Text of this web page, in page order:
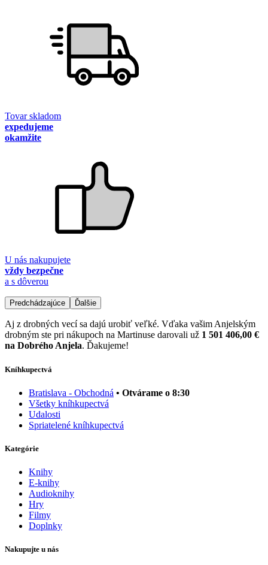
Tovar skladom
expedujeme
okamžite
U nás nakupujete
vždy bezpečne
a s dôverou
Predchádzajúce Ďalšie
Aj z drobných vecí sa dajú urobiť veľké. Vďaka vašim Anjelským
drobným ste pri nákupoch na Martinuse darovali už 1 501 406,00 €
na Dobrého Anjela. Ďakujeme!
Kníhkupectvá
Bratislava - Obchodná • Otvárame o 8:30
Všetky kníhkupectvá
Udalosti
Spriatelené kníhkupectvá
Kategórie
Knihy
E-knihy
Audioknihy
Hry
Filmy
Doplnky
Nakupujte u nás